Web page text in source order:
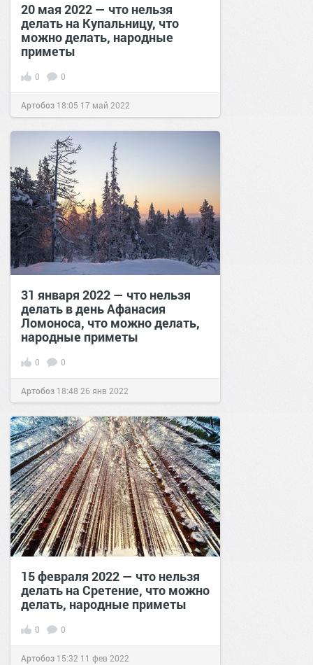
20 мая 2022 — что нельзя
делать на Купальницу, что
можно делать, народные
приметы
0 0
Артобоз 18:05 17 май 2022
31 января 2022 — что нельзя
делать в день Афанасия
Ломоноса, что можно делать,
народные приметы
0 0
Артобоз 18:48 26 янв 2022
15 февраля 2022 — что нельзя
делать на Сретение, что можно
делать, народные приметы
0 0
Артобоз 15:32 11 фев 2022